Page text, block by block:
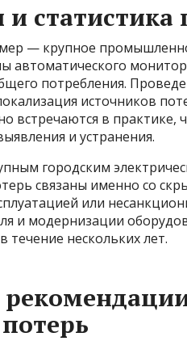
статистика
— крупное
автоматического
потребления.
источников
встречаются в
и устранения.
городским
связаны именно со
или
и модернизации
течение нескольких лет.